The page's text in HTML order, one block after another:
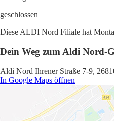
geschlossen
Diese ALDI Nord Filiale hat
Dein Weg zum Aldi Nord-
Aldi Nord Ihrener Straße 7-9,
In Google Maps öffnen